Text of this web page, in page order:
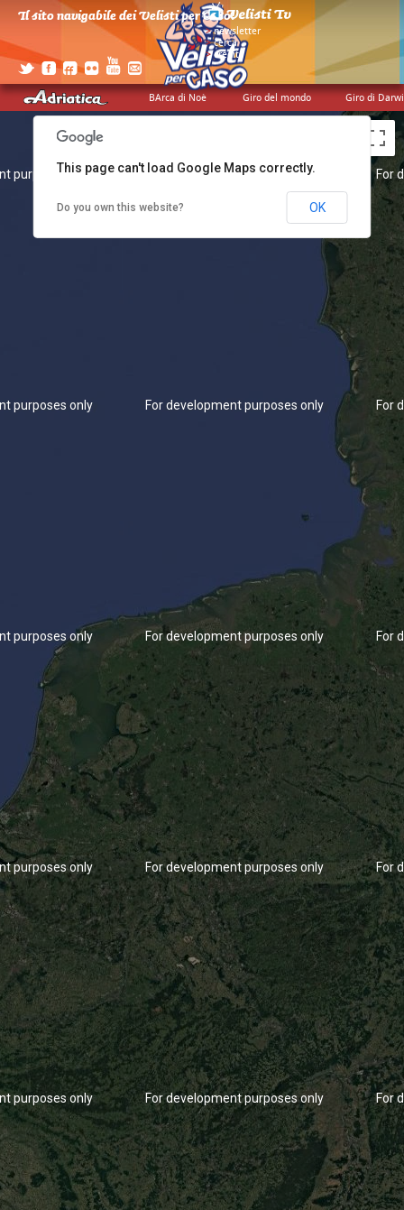
BArca di Noè Giro del mondo Giro di
Il sito navigabile dei Velisti per Caso!
> newsletter
> cerca
> credits
For development purposes only For
purposes only
purposes only For development purposes only For
purposes only For development purposes only For
purposes only For development purposes only For
purposes only For development purposes only For
This page can't load Google Maps correctly.
Do you own this website? OK